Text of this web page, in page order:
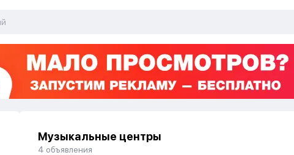
Музыкальные центры
4 объявления